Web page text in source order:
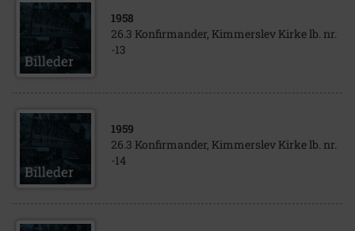
1958
26.3 Konfirmander, Kimmerslev Kirke lb. nr.
-13
1959
26.3 Konfirmander, Kimmerslev Kirke lb. nr.
-14